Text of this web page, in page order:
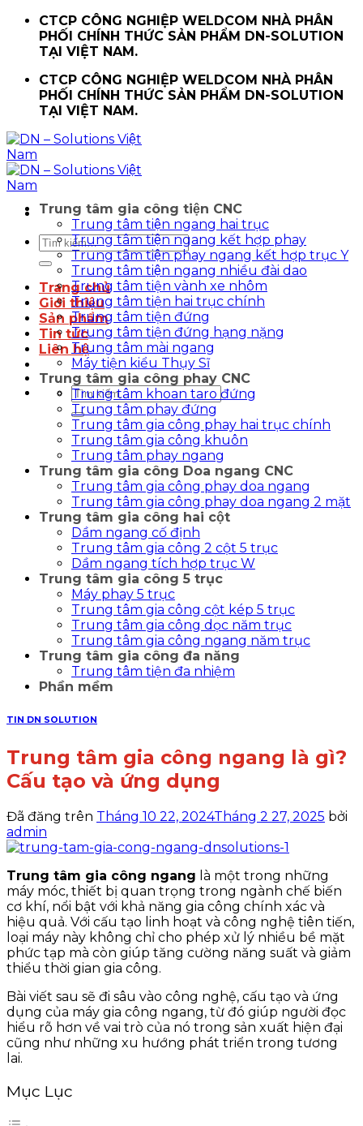
ChuyểnCTCP CÔNG NGHIỆP WELDCOM NHÀ PHÂN
PHỐI CHÍNH THỨC SẢN PHẨM DN-SOLUTION
TẠI VIỆT NAM.
CTCP CÔNG NGHIỆP WELDCOM NHÀ PHÂN
PHỐI CHÍNH THỨC SẢN PHẨM DN-SOLUTION
TẠI VIỆT NAM.
Tìm
kiếm:
Trang chủ
Giới thiệu
Sản phẩm
Tin tức
Liên hệ
Tìm
kiếm:
Trung tâm gia công tiện CNC
Trung tâm tiện ngang hai trục
Trung tâm tiện ngang kết hợp phay
Trung tâm tiện phay ngang kết hợp trục Y
Trung tâm tiện ngang nhiều đài dao
Trung tâm tiện vành xe nhôm
Trung tâm tiện hai trục chính
Trung tâm tiện đứng
Trung tâm tiện đứng hạng nặng
Trung tâm mài ngang
Máy tiện kiểu Thụy Sĩ
Trung tâm gia công phay CNC
Trung tâm khoan taro đứng
Trung tâm phay đứng
Trung tâm gia công phay hai trục chính
Trung tâm gia công khuôn
Trung tâm phay ngang
Trung tâm gia công Doa ngang CNC
Trung tâm gia công phay doa ngang
Trung tâm gia công phay doa ngang 2 mặt
Trung tâm gia công hai cột
Dầm ngang cố định
Trung tâm gia công 2 cột 5 trục
Dầm ngang tích hợp trục W
Trung tâm gia công 5 trục
Máy phay 5 trục
Trung tâm gia công cột kép 5 trục
Trung tâm gia công dọc năm trục
Trung tâm gia công ngang năm trục
Trung tâm gia công đa năng
Trung tâm tiện đa nhiệm
Phần mềm
TIN DN SOLUTION
Trung tâm gia công ngang là gì?
Cấu tạo và ứng dụng
Đã đăng trên Tháng 10 22, 2024Tháng 2 27, 2025 bởi
admin
Trung tâm gia công ngang là một trong những
máy móc, thiết bị quan trọng trong ngành chế biến
cơ khí, nổi bật với khả năng gia công chính xác và
hiệu quả. Với cấu tạo linh hoạt và công nghệ tiên tiến,
loại máy này không chỉ cho phép xử lý nhiều bề mặt
phức tạp mà còn giúp tăng cường năng suất và giảm
thiểu thời gian gia công.
Bài viết sau sẽ đi sâu vào công nghệ, cấu tạo và ứng
dụng của máy gia công ngang, từ đó giúp người đọc
hiểu rõ hơn về vai trò của nó trong sản xuất hiện đại
cũng như những xu hướng phát triển trong tương
lai.
Mục Lục